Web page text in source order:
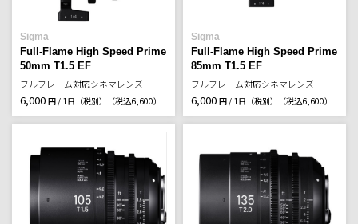
Sigma
Full-Flame High Speed Prime
50mm T1.5 EF
フルフレーム対応シネマレンズ
6,000 円 / 1日（税別） （税込6,600）
Sigma
Full-Flame High Speed Prime
85mm T1.5 EF
フルフレーム対応シネマレンズ
6,000 円 / 1日（税別） （税込6,600）